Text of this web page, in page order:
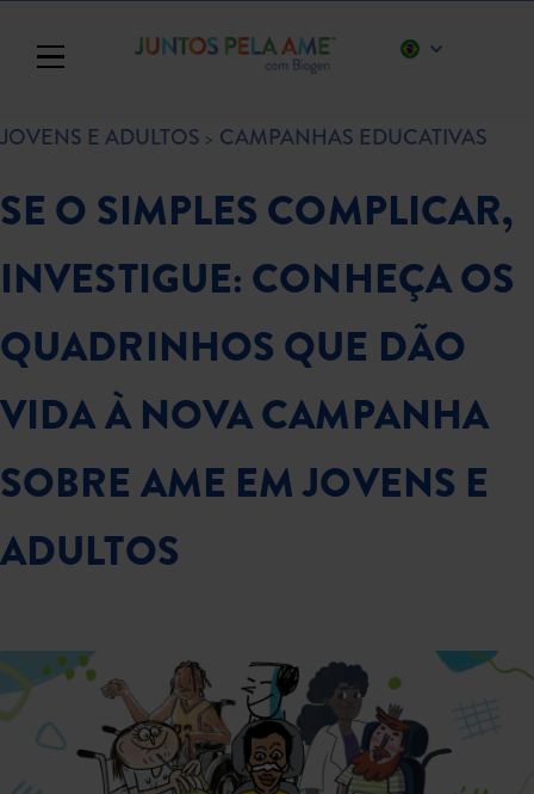
Toggle navigation
JOVENS E ADULTOS CAMPANHAS EDUCATIVAS
SE O SIMPLES COMPLICAR,
INVESTIGUE: CONHEÇA OS
QUADRINHOS QUE DÃO
VIDA À NOVA CAMPANHA
SOBRE AME EM JOVENS E
ADULTOS